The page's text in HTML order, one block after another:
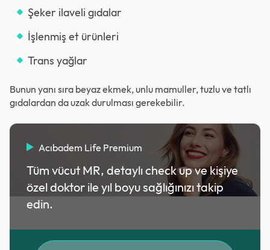
Şeker ilaveli gıdalar
İşlenmiş et ürünleri
Trans yağlar
Bunun yanı sıra beyaz ekmek, unlu mamuller, tuzlu ve tatlı
gıdalardan da uzak durulması gerekebilir.
Acıbadem Life Premium
Tüm vücut MR, detaylı check up ve kişiye
özel doktor ile yıl boyu sağlığınızı takip
edin.